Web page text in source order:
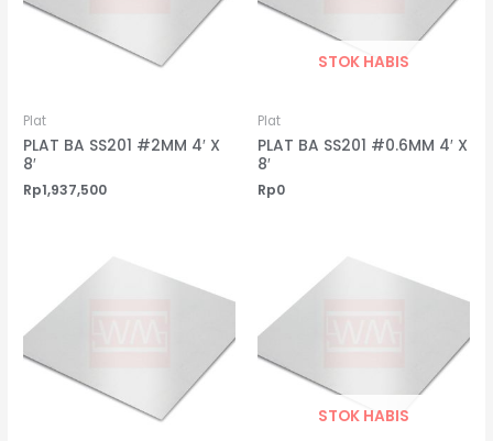
Plat
PLAT BA SS201 #2MM 4′ X
8′
Rp1,937,500
STOK HABIS
Plat
PLAT BA SS201 #0.6MM 4′ X
8′
Rp0
STOK HABIS